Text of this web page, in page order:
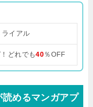
ライアル
どれでも40％OFF
読めるマンガアプ